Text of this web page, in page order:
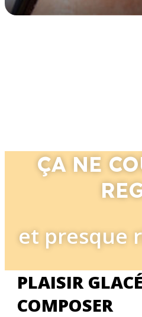
ÇA NE
et presque
PLAISIR
COMPOSER